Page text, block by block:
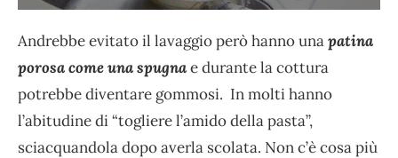
Andrebbe evitato il lavaggio però hanno unapatina
porosa come una spugnae durante la cottura
potrebbe diventare gommosi. In molti hanno
l’abitudine di “togliere l’amido della pasta”,
sciacquandola dopo averla scolata. Non c’è cosa più